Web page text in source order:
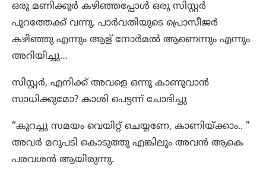
ഒരു മണിക്കൂർ കഴിഞ്ഞപ്പോൾ ഒരു സിസ്റ്റർ
പുറത്തേക്ക് വന്നു. പാർവതിയുടെ പ്രൊസീജർ
കഴിഞ്ഞു എന്നും ആള് നോർമൽ ആണെന്നും എന്നും
അറിയിച്ചു…
സിസ്റ്റർ, എനിക്ക് അവളെ ഒന്നു കാണുവാൻ
സാധിക്കുമോ? കാശി പെട്ടന്ന് ചോദിച്ചു
“കുറച്ചു സമയം വെയിറ്റ് ചെയ്യണേ, കാണിയ്ക്കാം.. ”
അവർ മറുപടി കൊടുത്തു എങ്കിലും അവൻ ആകെ
പരവശൻ ആയിരുന്നു.